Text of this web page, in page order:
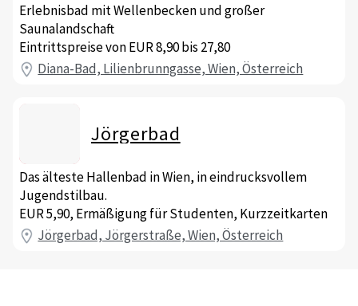
Erlebnisbad mit Wellenbecken und großer
Saunalandschaft
Eintrittspreise von EUR 8,90 bis 27,80
Diana-Bad, Lilienbrunngasse, Wien, Österreich
Jörgerbad
Das älteste Hallenbad in Wien, in eindrucksvollem
Jugendstilbau.
EUR 5,90, Ermäßigung für Studenten, Kurzzeitkarten
Jörgerbad, Jörgerstraße, Wien, Österreich